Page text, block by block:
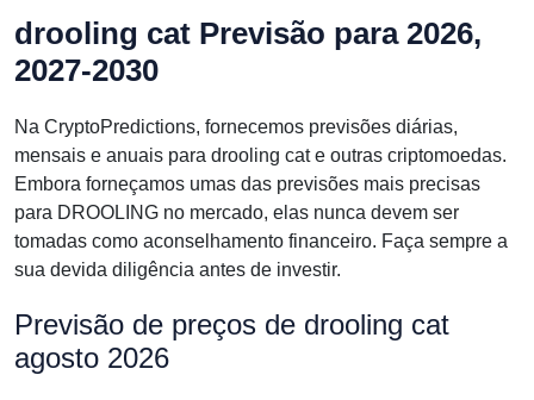
drooling cat Previsão para 2026,
2027-2030
Na CryptoPredictions, fornecemos previsões diárias,
mensais e anuais para drooling cat e outras criptomoedas.
Embora forneçamos umas das previsões mais precisas
para DROOLING no mercado, elas nunca devem ser
tomadas como aconselhamento financeiro. Faça sempre a
sua devida diligência antes de investir.
Previsão de preços de drooling cat
agosto 2026